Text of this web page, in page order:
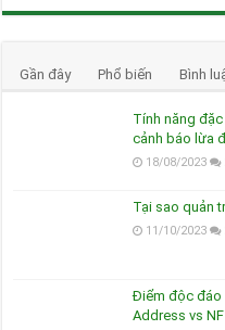
Gần đây Phổ biến Bình
Tính năng
cảnh báo lừa
18/08/2023
Tại sao quản
11/10/2023
Điểm độc đáo
Address vs